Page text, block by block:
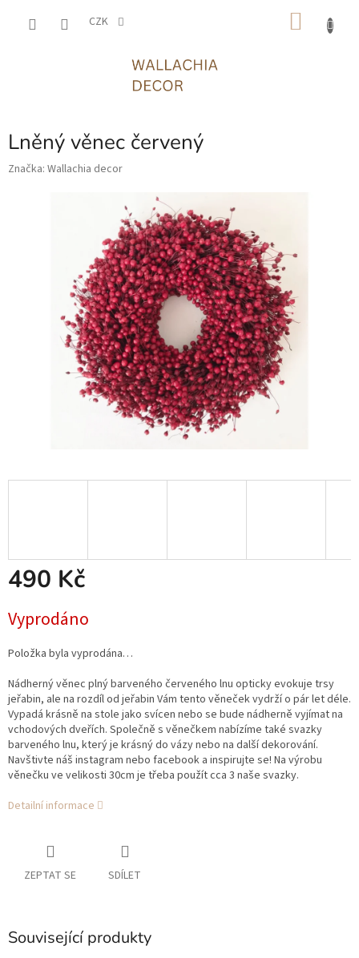
CZK
Lněný věnec červený
Značka: Wallachia decor
490 Kč
cena:
Vyprodáno
Položka byla vyprodána…
Nádherný věnec plný barveného červeného lnu opticky evokuje trsy
jeřabin, ale na rozdíl od jeřabin Vám tento věneček vydrží o pár let déle.
Vypadá krásně na stole jako svícen nebo se bude nádherně vyjímat na
vchodových dveřích. Společně s věnečkem nabízíme také svazky
barveného lnu, který je krásný do vázy nebo na další dekorování.
Navštivte náš instagram nebo facebook a inspirujte se! Na výrobu
věnečku ve velikosti 30cm je třeba použít cca 3 naše svazky.
Detailní informace
ZEPTAT SE SDÍLET
Související produkty